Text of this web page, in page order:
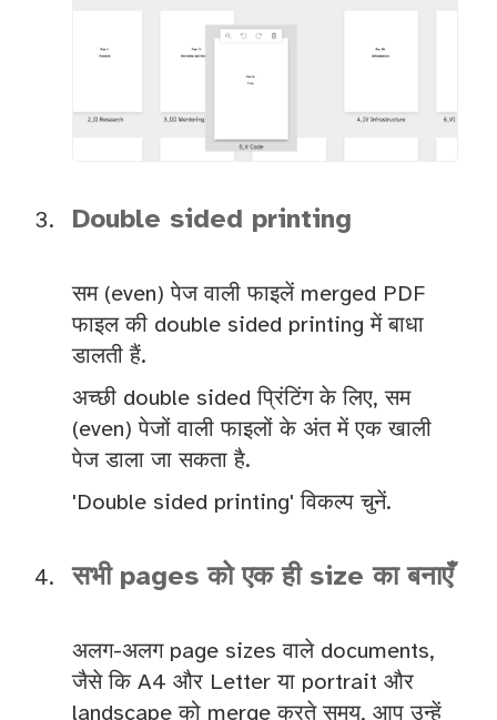
Double sided printing
सम (even) पेज वाली फाइलें merged PDF
फाइल की double sided printing में बाधा
डालती हैं.
अच्छी double sided प्रिंटिंग के लिए, सम
(even) पेजों वाली फाइलों के अंत में एक खाली
पेज डाला जा सकता है.
'Double sided printing' विकल्प चुनें.
सभी pages को एक ही size का बनाएँ
अलग-अलग page sizes वाले documents,
जैसे कि A4 और Letter या portrait और
landscape को merge करते समय, आप उन्हें